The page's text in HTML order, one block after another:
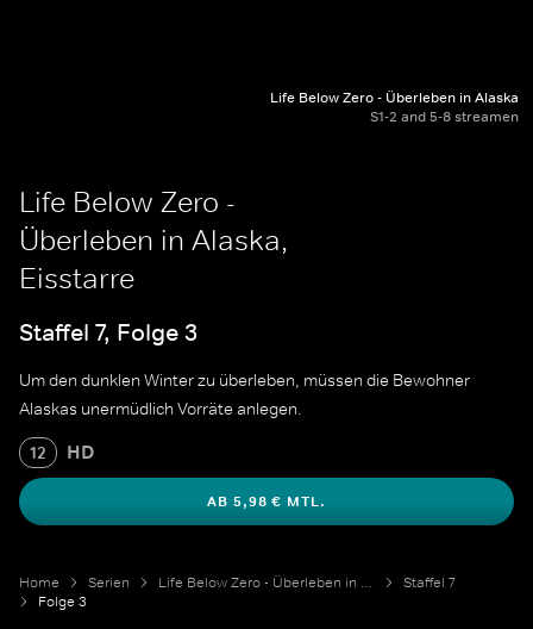
Life Below Zero - Überleben in Alaska
S1-2 and 5-8 streamen
Life Below Zero -
Überleben in Alaska,
Eisstarre
Staffel 7, Folge 3
Um den dunklen Winter zu überleben, müssen die Bewohner
Alaskas unermüdlich Vorräte anlegen.
12 HD
AB 5,98 € MTL.
Home Serien Life Below Zero - Überleben in Alaska
Staffel 7
Folge 3